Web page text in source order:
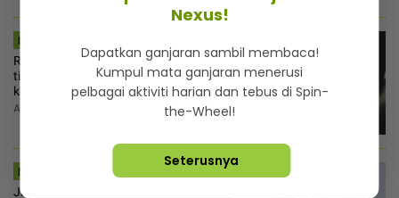
MSTAR | DUNIA
Remaja 14 tahun hamil anak bapa
tiri! Ibu terduduk doktor sahkan usia
kandungan sudah 7 bulan
Ahad, 9 Ogos 2026 10:53 AM
MSTAR | HIBURAN
Jalaluddin Hassan teruja sertai
Nexus!
Dapatkan ganjaran sambil membaca!
Kumpul mata ganjaran menerusi
pelbagai aktiviti harian dan tebus di Spin-
the-Wheel!
Seterusnya